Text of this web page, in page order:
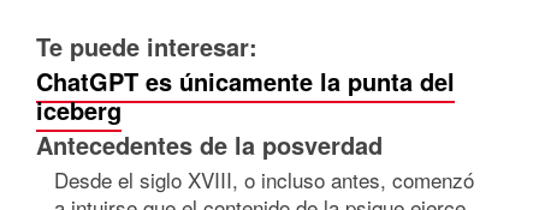
Te puede interesar:
ChatGPT es únicamente la punta del
iceberg
Antecedentes de la posverdad
Desde el siglo XVIII, o incluso antes, comenzó